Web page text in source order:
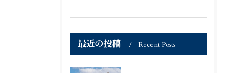
最近の投稿 Recent Posts